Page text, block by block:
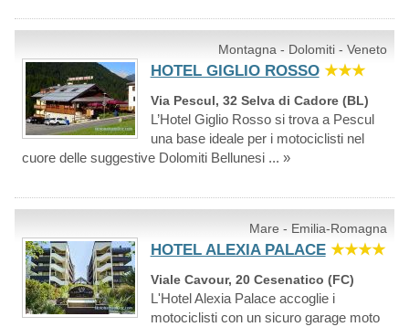
Montagna - Dolomiti - Veneto
HOTEL GIGLIO ROSSO ★★★
Via Pescul, 32 Selva di Cadore (BL)
L’Hotel Giglio Rosso si trova a Pescul
una base ideale per i motociclisti nel
cuore delle suggestive Dolomiti Bellunesi ... »
Mare - Emilia-Romagna
HOTEL ALEXIA PALACE ★★★★
Viale Cavour, 20 Cesenatico (FC)
L'Hotel Alexia Palace accoglie i
motociclisti con un sicuro garage moto